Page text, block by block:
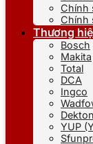
Chính
Chính
Thương
Bosch
Makita
Total
DCA
Ingco
Dekton
YUP